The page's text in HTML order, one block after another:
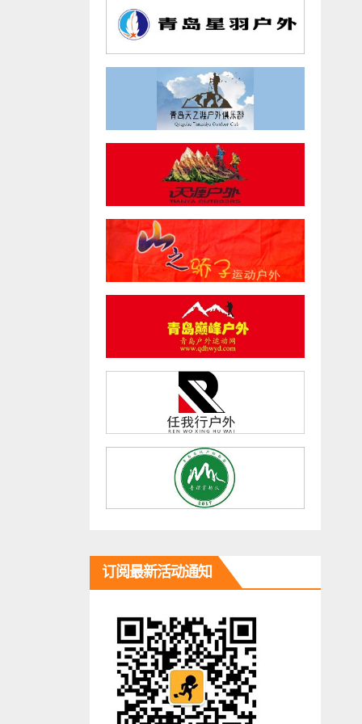
订阅最新活动通知